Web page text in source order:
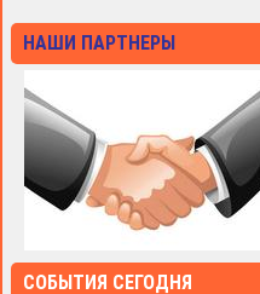
НАШИ ПАРТНЕРЫ
СОБЫТИЯ СЕГОДНЯ